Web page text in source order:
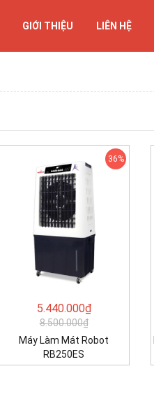
GIỚI THIỆU LIÊN HỆ
5.440.000₫
8.500.000₫
Máy Làm Mát Robot
RB250ES
36%